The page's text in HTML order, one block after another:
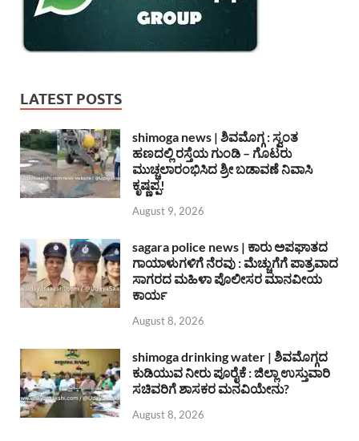
LATEST POSTS
shimoga news | ಶಿವಮೊಗ್ಗ : ಸ್ವಂತ
ಹಣದಲ್ಲಿ ರಸ್ತೆಯ ಗುಂಡಿ – ಗೊಟರು
ಮುಚ್ಚಲಾರಂಭಿಸಿದ ಶ್ರೀ ಬಡಾವಣೆ ನಿವಾಸಿ
ಕೃಷ್ಣಪ್ಪ!
August 9, 2026
sagara police news | ಕಾರು ಅಪಘಾತದ
ಗಾಯಾಳುಗಳಿಗೆ ನೆರವು : ಮೆಚ್ಚುಗೆಗೆ ಪಾತ್ರವಾದ
ಸಾಗರದ ಮಹಿಳಾ ಪೊಲೀಸರ ಮಾನವೀಯ
ಕಾರ್ಯ
August 8, 2026
shimoga drinking water | ಶಿವಮೊಗ್ಗದ
ಕುಡಿಯುವ ನೀರು ಪೂರೈಕೆ : ಜಿಲ್ಲಾ ಉಸ್ತುವಾರಿ
ಸಚಿವರಿಗೆ ಶಾಸಕರ ಮನವಿಯೇನು?
August 8, 2026